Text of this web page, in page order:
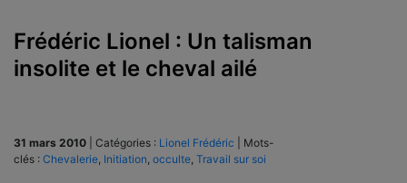
Frédéric Lionel : Un talisman
insolite et le cheval ailé
31 mars 2010 Catégories : Lionel Frédéric
Mots-
clés : Chevalerie Initiation occulte Travail sur soi